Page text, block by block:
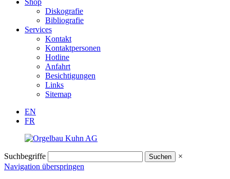
Shop
Diskografie
Bibliografie
Services
Kontakt
Kontaktpersonen
Hotline
Anfahrt
Besichtigungen
Links
Sitemap
EN
FR
Suchbegriffe
×
Navigation überspringen